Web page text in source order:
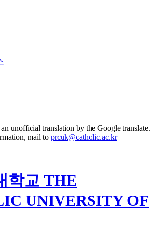
unofficial translation by the Google translate.
mail to prcuk@catholic.ac.kr